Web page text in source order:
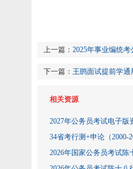
上一篇： 2025年事业编统考
下一篇： 王鹍面试提前学通
相关资源
2027年公务员考试电子版
34省考行测+申论（2000-
2026年国家公务员考试